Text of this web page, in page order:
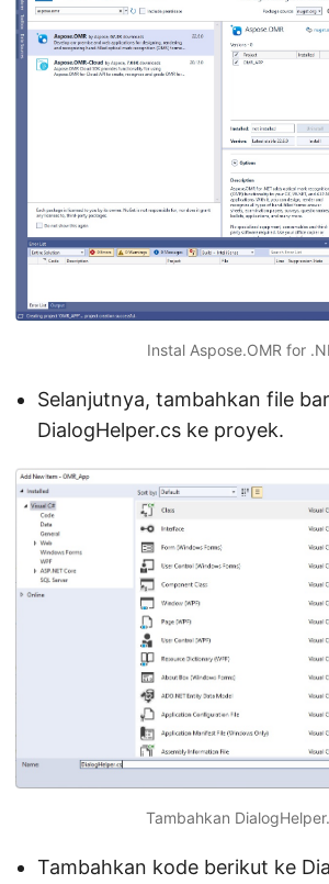
Instal Aspose.OMR for
Selanjutnya, tambahkan file
DialogHelper.cs ke proyek.
Tambahkan
Tambahkan kode berikut ke